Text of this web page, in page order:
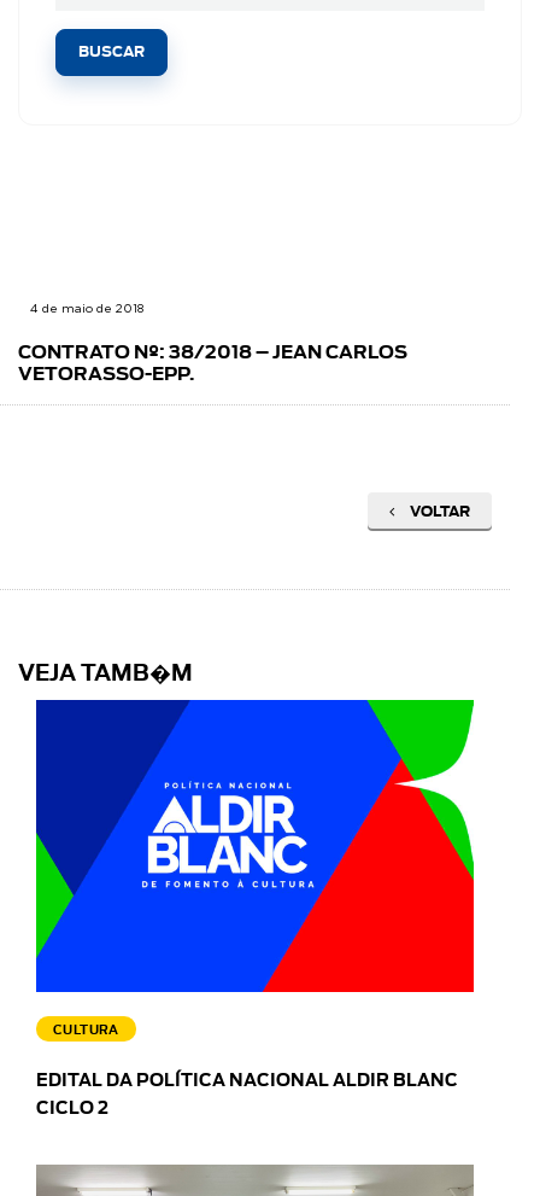
4 de maio de 2018
CONTRATO Nº: 38/2018 – JEAN CARLOS
VETORASSO-EPP.
VOLTAR
VEJA TAMB�M
CULTURA
EDITAL DA POLÍTICA NACIONAL ALDIR BLANC
CICLO 2